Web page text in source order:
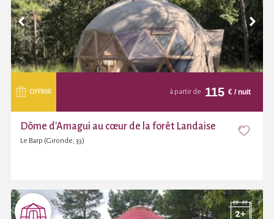
OFFRIR à partir de 115 € / nuit
Dôme d'Amagui au cœur de la forêt Landaise
Le Barp (Gironde, 33)